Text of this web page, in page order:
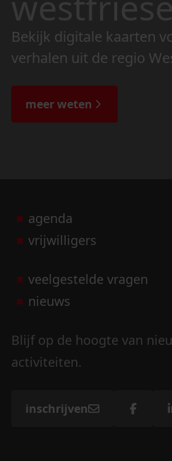
Bekijk digitale kaarten
verhalen uit de regio
de bijzondere verhalen.
meer weten
agenda
vrijwilligers
veelgestelde vragen
nieuws
Blijf op de hoogte van
activiteiten.
inschrijven